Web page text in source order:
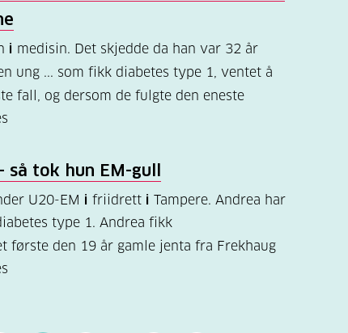
i medisin. Det skjedde da han var 32 år
ung ... som fikk diabetes type 1, ventet å
fall, og dersom de fulgte den eneste
tok hun EM-gull
U20-EM i friidrett i Tampere. Andrea har
type 1. Andrea fikk
første den 19 år gamle jenta fra Frekhaug